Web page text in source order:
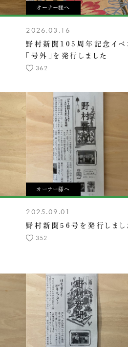
オーナー様へ
2026.03.16
野村新聞105周年記念イベ
「号外」を発行しました
362
オーナー様へ
2025.09.01
野村新聞56号を発行しまし
352